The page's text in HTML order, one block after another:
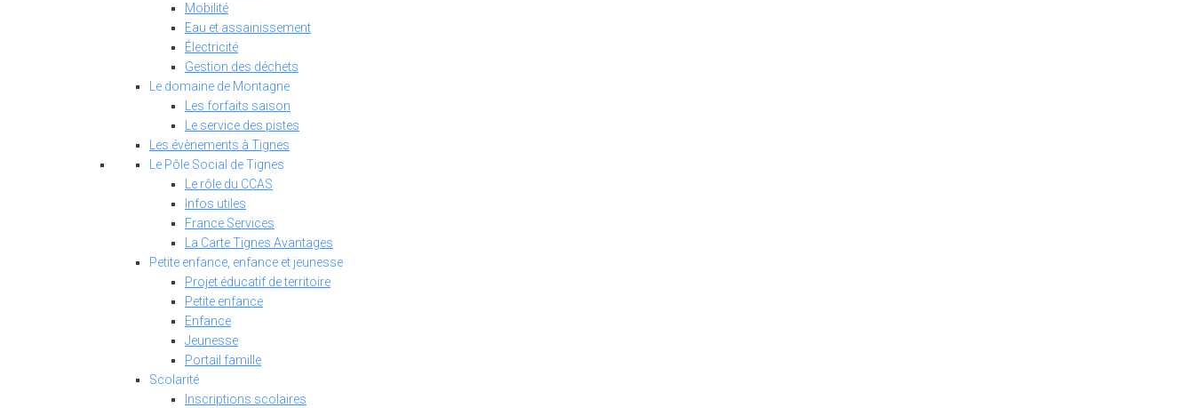
Mobilité
Eau et assainissement
Électricité
Gestion des déchets
Le domaine de Montagne
Les forfaits saison
Le service des pistes
Les évènements à Tignes
Le Pôle Social de Tignes
Le rôle du CCAS
Infos utiles
France Services
La Carte Tignes Avantages
Petite enfance, enfance et jeunesse
Projet éducatif de territoire
Petite enfance
Enfance
Jeunesse
Portail famille
Scolarité
Inscriptions scolaires